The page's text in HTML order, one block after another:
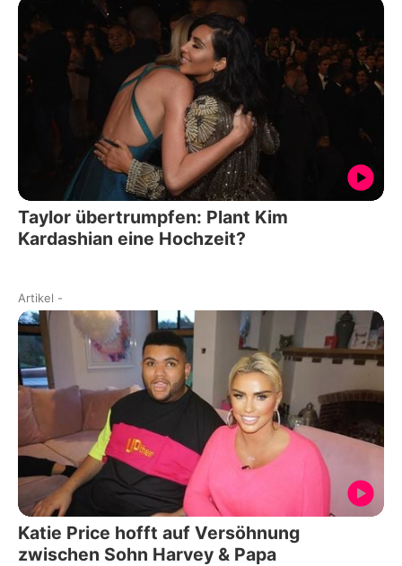
Taylor übertrumpfen: Plant Kim
Kardashian eine Hochzeit?
Artikel -
Katie Price hofft auf Versöhnung
zwischen Sohn Harvey & Papa